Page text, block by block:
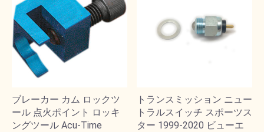
ブレーカー カム ロックツ
ール 点火ポイント ロッキ
ングツール Acu-Time
トランスミッション ニュー
トラルスイッチ スポーツス
ター 1999-2020 ビューエ